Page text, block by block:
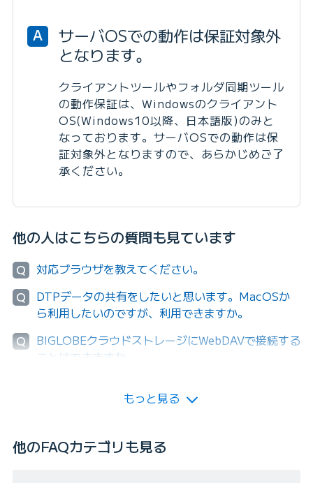
A
サーバOSでの動作は保証対象外
となります。
クライアントツールやフォルダ同期ツール
の動作保証は、Windowsのクライアント
OS(Windows10以降、日本語版)のみと
なっております。サーバOSでの動作は保
証対象外となりますので、あらかじめご了
承ください。
他の人はこちらの質問も見ています
Q
対応ブラウザを教えてください。
Q
DTPデータの共有をしたいと思います。MacOSか
ら利用したいのですが、利用できますか。
Q
BIGLOBEクラウドストレージにWebDAVで接続する
ことはできますか。
もっと見る
他のFAQカテゴリも見る